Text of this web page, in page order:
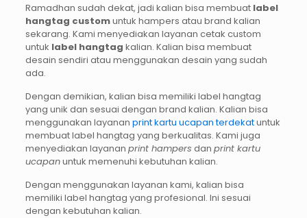
Ramadhan sudah dekat, jadi kalian bisa membuat label
hangtag customuntuk hampers atau brand kalian
sekarang. Kami menyediakan layanan cetak custom
untuk label hangtag kalian. Kalian bisa membuat
desain sendiri atau menggunakan desain yang sudah
ada.
Dengan demikian, kalian bisa memiliki label hangtag
yang unik dan sesuai dengan brand kalian. Kalian bisa
menggunakan layanan print kartu ucapan terdekatuntuk
membuat label hangtag yang berkualitas. Kami juga
menyediakan layanan print hampers dan print kartu
ucapanuntuk memenuhi kebutuhan kalian.
Dengan menggunakan layanan kami, kalian bisa
memiliki label hangtag yang profesional. Ini sesuai
dengan kebutuhan kalian.